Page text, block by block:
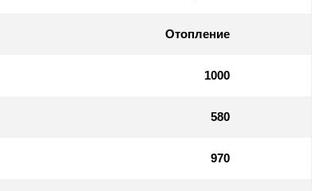
Отопление
1000
580
970